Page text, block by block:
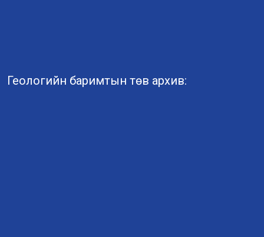
Геологийн баримтын төв архив: